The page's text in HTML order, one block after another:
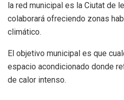
la red municipal es la Ciutat de
colaborará ofreciendo zonas
climático.
El objetivo municipal es que
espacio acondicionado donde
de calor intenso.